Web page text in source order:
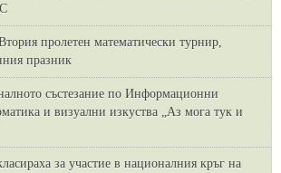
пролетен математически турнир,
празник
състезание по Информационни
и визуални изкуства „Аз мога тук и
за участие в националния кръг на